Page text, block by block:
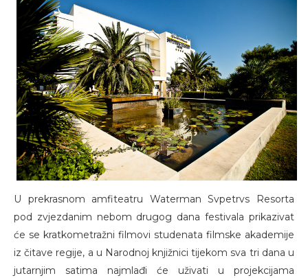
U prekrasnom amfiteatru Waterman Svpetrvs Resorta
pod zvjezdanim nebom drugog dana festivala prikazivat
će se kratkometražni filmovi studenata filmske akademije
iz čitave regije, a u Narodnoj knjižnici tijekom sva tri dana u
jutarnjim satima najmlađi će uživati u projekcijama